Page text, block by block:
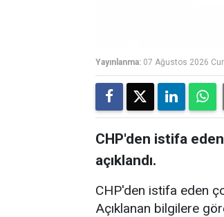
Yayınlanma: 07 Ağustos 2026
CHP'den istifa eden
açıklandı.
CHP'den istifa eden
Açıklanan bilgilere